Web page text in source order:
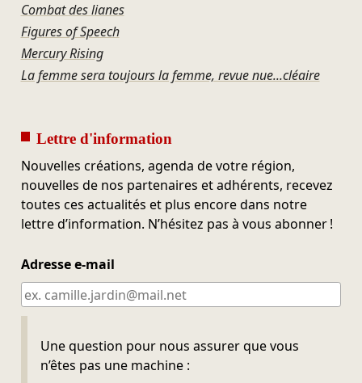
Combat des lianes
Figures of Speech
Mercury Rising
La femme sera toujours la femme, revue nue...cléaire
Lettre d'information
Nouvelles créations, agenda de votre région,
nouvelles de nos partenaires et adhérents, recevez
toutes ces actualités et plus encore dans notre
lettre d’information. N’hésitez pas à vous abonner !
Adresse e-mail
Une question pour nous assurer que vous
n’êtes pas une machine :
Ne pas remplir